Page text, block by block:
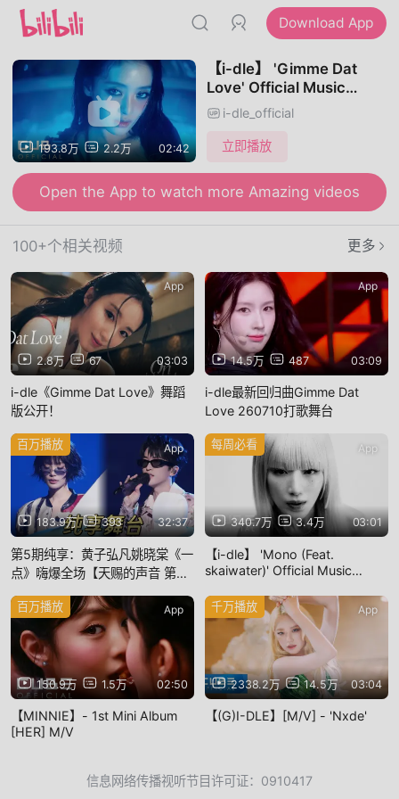
Download App
193.8万 2.2万 02:42
【i-dle】 'Gimme Dat
Love' Official Music
Videoi-dle_official
立即播放
Open the App to watch more Amazing videos
100+个相关视频 更多
2.8万 67 03:03
App
i-dle《Gimme Dat Love》舞蹈
版公开！
14.5万 487 03:09
App
i-dle最新回归曲Gimme Dat
Love 260710打歌舞台
183.9万 393 32:37
百万播放 App
第5期纯享：黄子弘凡姚晓棠《一
点》嗨爆全场【天赐的声音 第6
340.7万 3.4万 03:01
每周必看 App
【i-dle】 'Mono (Feat.
skaiwater)' Official Music
150.9万 1.5万 02:50
百万播放 App
【MINNIE】- 1st Mini Album
[HER] M/V
2338.2万 14.5万 03:04
千万播放 App
【(G)I-DLE】[M/V] - 'Nxde'
信息网络传播视听节目许可证：0910417